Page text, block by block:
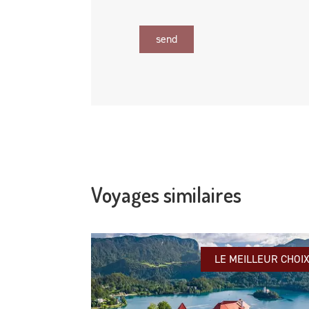
send
Voyages similaires
LE MEILLEUR CHOIX